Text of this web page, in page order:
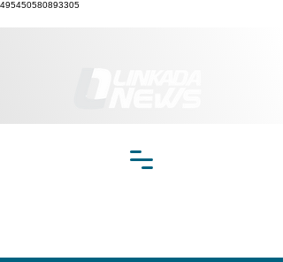
495450580893305